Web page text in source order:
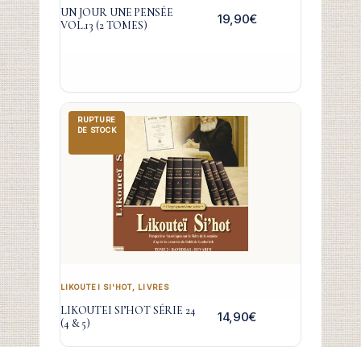
UN JOUR UNE PENSÉE
VOL.13 (2 TOMES)
19,90€
RUPTURE
DE STOCK
LIKOUTEI SI'HOT, LIVRES
LIKOUTEI SI’HOT SÉRIE 24
(4 & 5)
14,90€